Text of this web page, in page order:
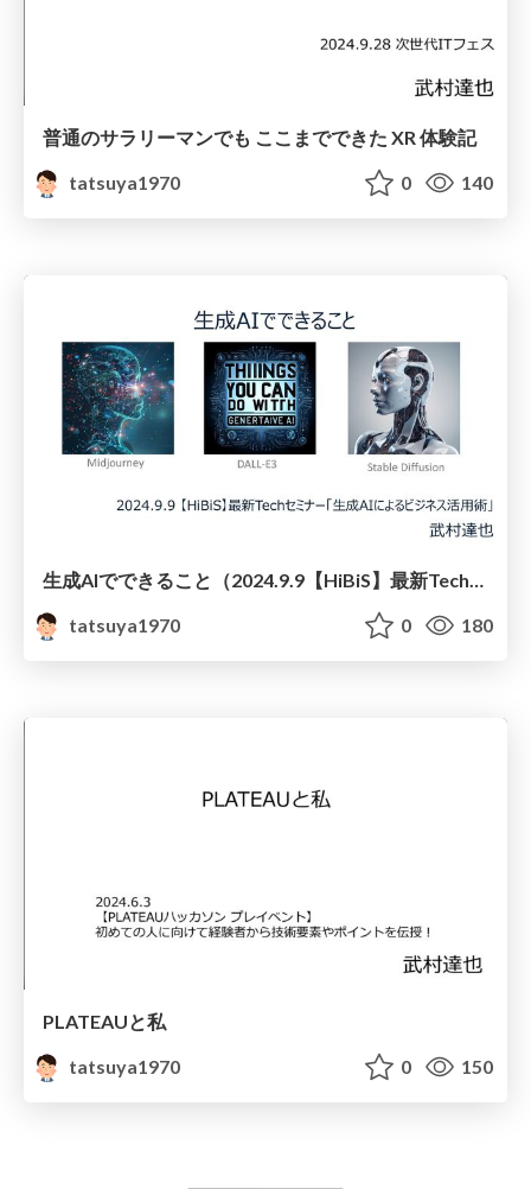
普通のサラリーマンでも ここまでできた XR 体験記
tatsuya1970
0 140
tatsuya1970
0 180
PLATEAUと私
tatsuya1970
0 150